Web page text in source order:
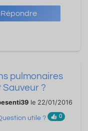
Répondre
pulmonaires
?
le 22/01/2016
utile ? 0